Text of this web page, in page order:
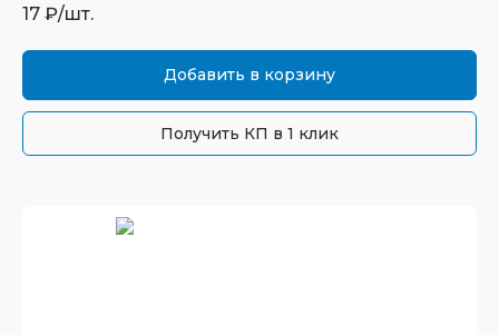
17 ₽/шт.
Добавить в корзину
Получить КП в 1 клик